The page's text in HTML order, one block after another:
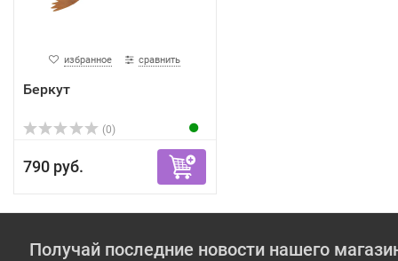
избранное сравнить
Беркут
(0)
790 руб.
Получай последние новости нашего